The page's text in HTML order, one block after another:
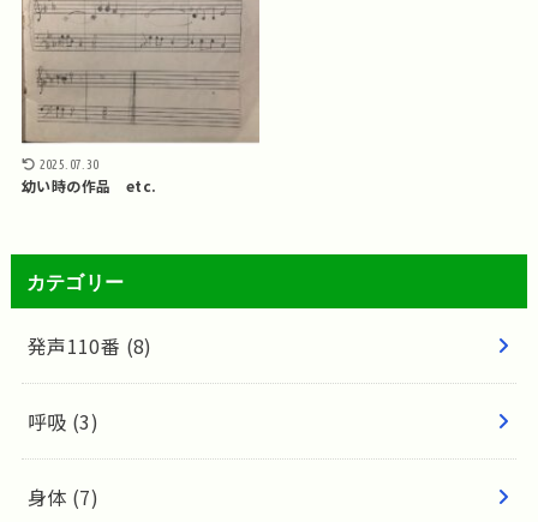
2025.07.30
幼い時の作品 etc.
カテゴリー
発声110番 (8)
呼吸 (3)
身体 (7)